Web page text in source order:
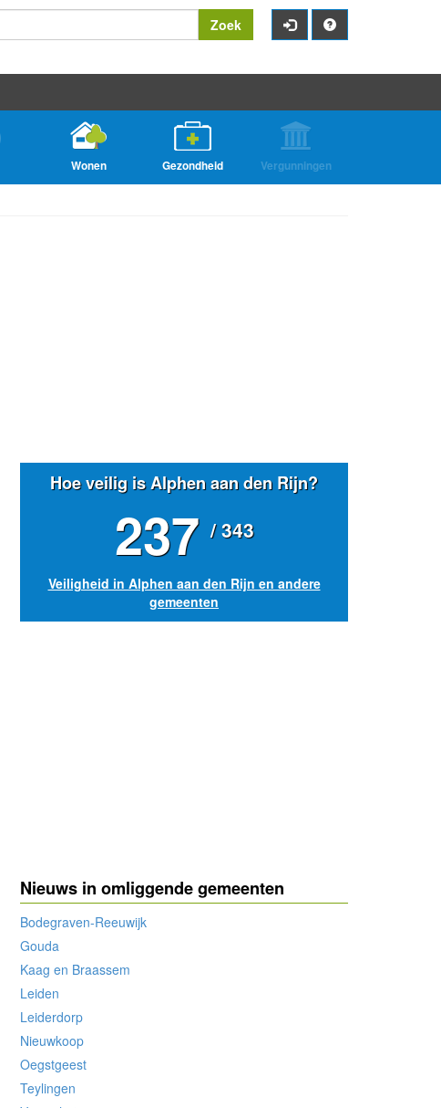
Zoek
Wonen Gezondheid Vergunningen
Hoe veilig is Alphen aan den Rijn?
237 / 343
Veiligheid in Alphen aan den Rijn en andere
gemeenten
Nieuws in omliggende gemeenten
Bodegraven-Reeuwijk
Gouda
Kaag en Braassem
Leiden
Leiderdorp
Nieuwkoop
Oegstgeest
Teylingen